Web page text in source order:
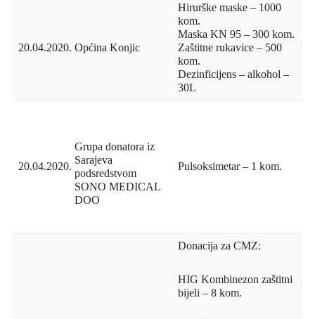
20.04.2020. Općina Konjic
Hirurške maske – 1000
kom.
Maska KN 95 – 300 kom.
Zaštitne rukavice – 500
kom.
Dezinficijens – alkohol –
30L
20.04.2020.
Grupa donatora iz
Sarajeva
podsredstvom
SONO MEDICAL
DOO
Pulsoksimetar – 1 kom.
Donacija za CMZ:
HIG Kombinezon zaštitni
bijeli – 8 kom.